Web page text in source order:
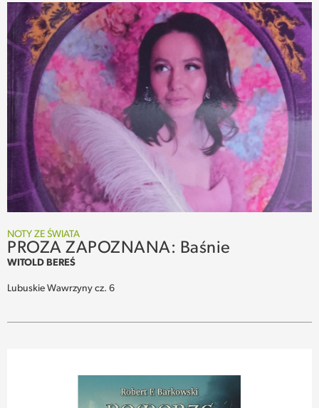
NOTY ZE ŚWIATA
PROZA ZAPOZNANA: Baśnie
WITOLD BEREŚ
Lubuskie Wawrzyny cz. 6